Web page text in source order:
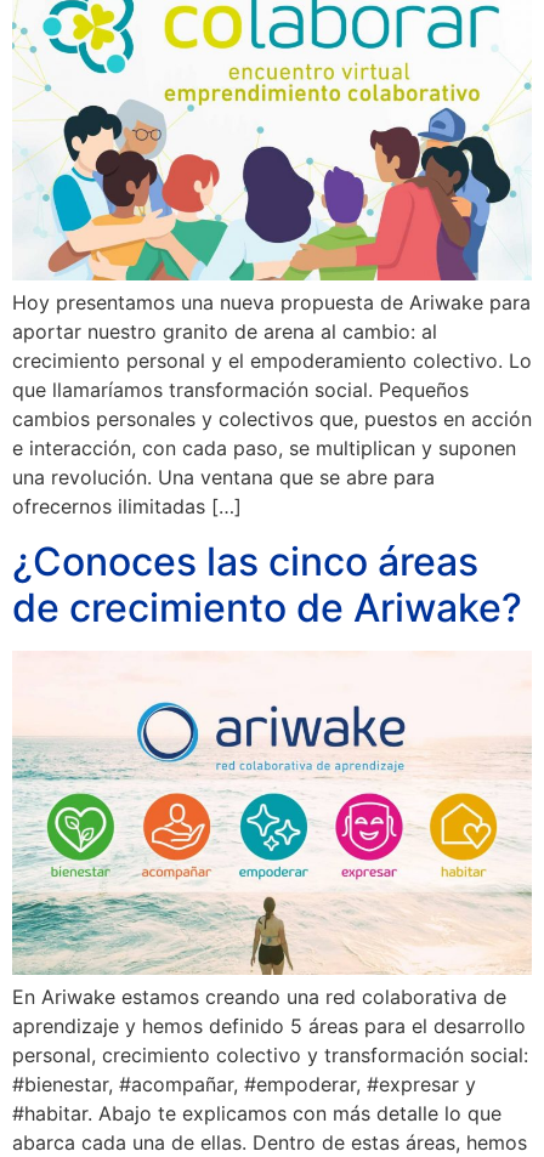
Hoy presentamos una nueva propuesta de Ariwake para
aportar nuestro granito de arena al cambio: al
crecimiento personal y el empoderamiento colectivo. Lo
que llamaríamos transformación social. Pequeños
cambios personales y colectivos que, puestos en acción
e interacción, con cada paso, se multiplican y suponen
una revolución. Una ventana que se abre para
ofrecernos ilimitadas […]
¿Conoces las cinco áreas
de crecimiento de Ariwake?
En Ariwake estamos creando una red colaborativa de
aprendizaje y hemos definido 5 áreas para el desarrollo
personal, crecimiento colectivo y transformación social:
#bienestar, #acompañar, #empoderar, #expresar y
#habitar. Abajo te explicamos con más detalle lo que
abarca cada una de ellas. Dentro de estas áreas, hemos